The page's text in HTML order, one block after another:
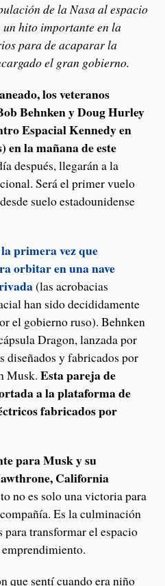
de la Nasa al espacio
hito importante en la
para de acaparar la
el gran gobierno.
los veteranos
Behnken y Doug Hurley
Espacial Kennedy en
la mañana de este
después, llegarán a la
Será el primer vuelo
suelo estadounidense
la primera vez que
orbitar en una nave
(las acrobacias
han sido decididamente
el gobierno ruso). Behnken
Dragon, lanzada por
diseñados y fabricados por
Musk. Esta pareja de
a la plataforma de
fabricados por
para Musk y su
California
no es solo una victoria para
Es la culminación
para transformar el espacio
que sentí cuando era niño